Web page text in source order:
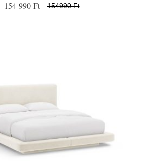
154 990 Ft 154990 Ft